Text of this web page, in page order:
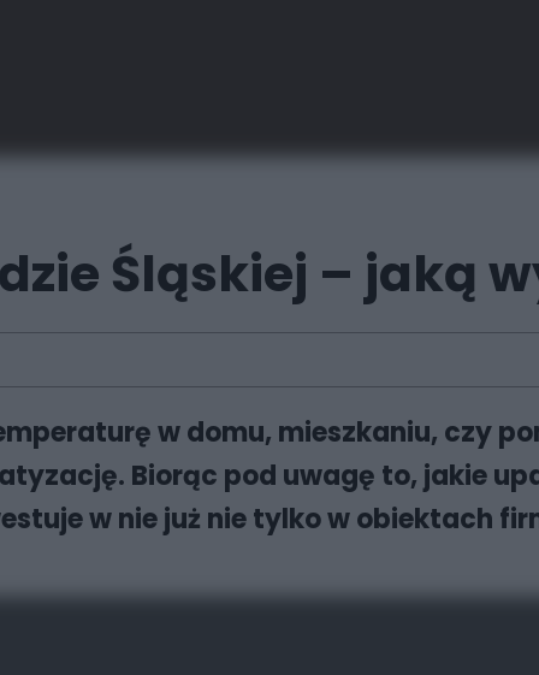
Śląskiej – jaką
w domu, mieszkaniu, czy
Biorąc pod uwagę to, jakie
w nie już nie tylko w obiektach